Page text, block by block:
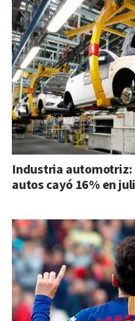
Industria automotriz:
autos cayó 16% en